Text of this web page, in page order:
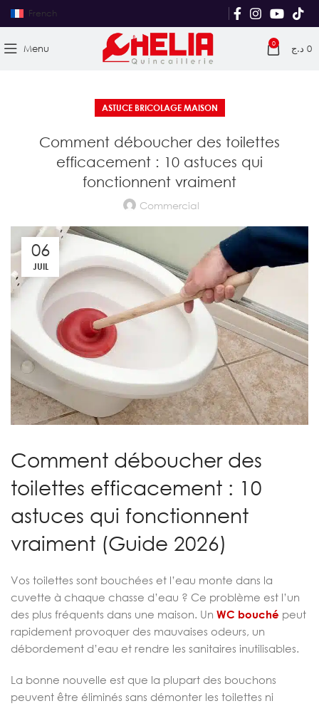
French
Menu 0 0 د.ج
ASTUCE BRICOLAGE MAISON
Comment déboucher des toilettes
efficacement : 10 astuces qui
fonctionnent vraiment
Commercial
06
JUIL
Comment déboucher des
toilettes efficacement : 10
astuces qui fonctionnent
vraiment (Guide 2026)
Vos toilettes sont bouchées et l’eau monte dans la
cuvette à chaque chasse d’eau ? Ce problème est l’un
des plus fréquents dans une maison. Un WC bouché peut
rapidement provoquer des mauvaises odeurs, un
débordement d’eau et rendre les sanitaires inutilisables.
La bonne nouvelle est que la plupart des bouchons
peuvent être éliminés sans démonter les toilettes ni